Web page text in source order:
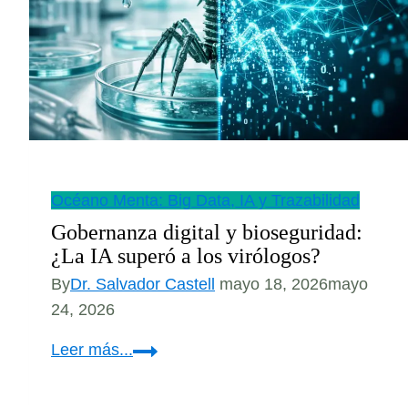
propósito
del
Día
de
la
Conciencia
Océano Menta: Big Data, IA y Trazabilidad
Gobernanza digital y bioseguridad:
¿La IA superó a los virólogos?
ByDr. Salvador Castell mayo 18, 2026mayo
24, 2026
Leer más...Gobernanza